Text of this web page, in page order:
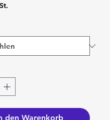
den Warenkorb